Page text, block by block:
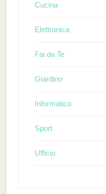
Cucina
Elettronica
Fai da Te
Giardino
Informatico
Sport
Ufficio